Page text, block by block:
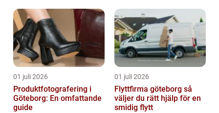
01 juli 2026
Produktfotografering i
Göteborg: En omfattande
guide
01 juli 2026
Flyttfirma göteborg så
väljer du rätt hjälp för en
smidig flytt